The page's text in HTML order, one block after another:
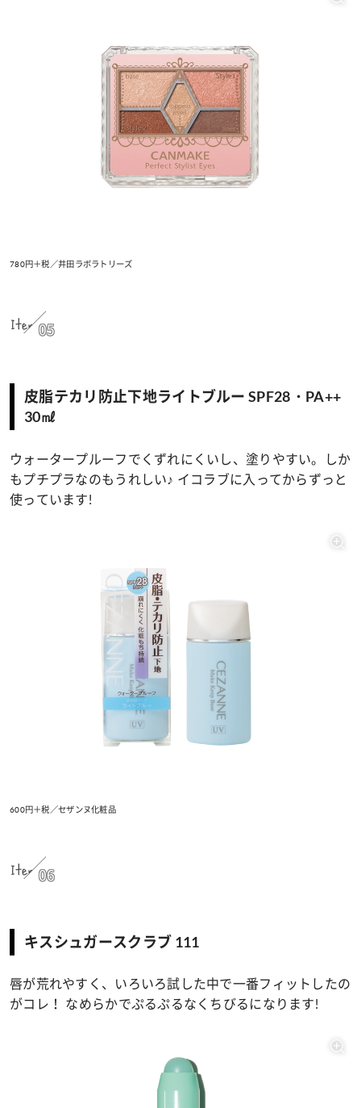
780円＋税／井田ラボラトリーズ
Item 05
皮脂テカリ防止下地ライトブルー SPF28・PA++
30㎖
ウォータープルーフでくずれにくいし、塗りやすい。しか
もプチプラなのもうれしい♪ イコラブに入ってからずっと
使っています!
600円＋税／セザンヌ化粧品
Item 06
キスシュガースクラブ 111
唇が荒れやすく、いろいろ試した中で一番フィットしたの
がコレ！ なめらかでぷるぷるなくちびるになります!